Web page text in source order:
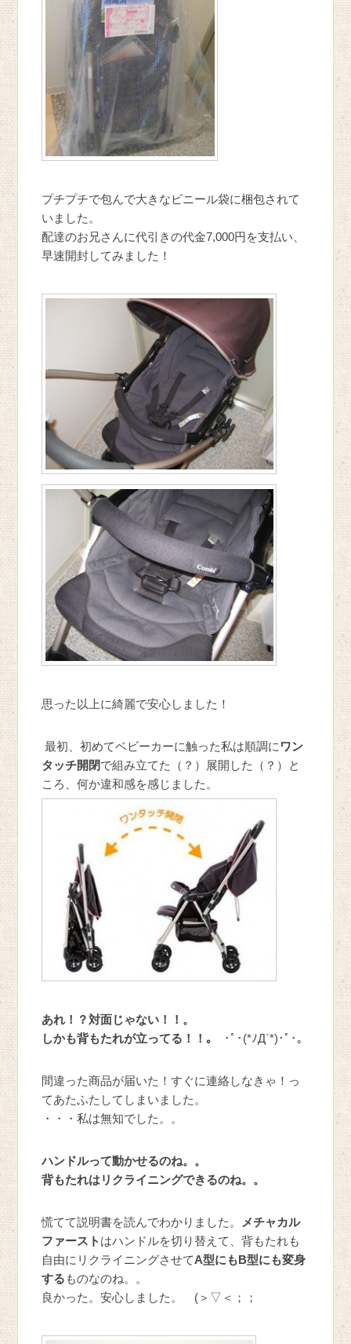
プチプチで包んで大きなビニール袋に梱包されて
いました。
配達のお兄さんに代引きの代金7,000円を支払い、
早速開封してみました！
思った以上に綺麗で安心しました！
最初、初めてベビーカーに触った私は順調に ワン
タッチ開閉で組み立てた（？）展開した（？）と
ころ、何か違和感を感じました。
あれ！？対面じゃない！！。
しかも背もたれが立ってる！！｡ ･ﾟ･(*ﾉД`*)･ﾟ･。
間違った商品が届いた！すぐに連絡しなきゃ！っ
てあたふたしてしまいました。
・・・私は無知でした。。
ハンドルって動かせるのね。。
背もたれはリクライニングできるのね。。
慌てて説明書を読んでわかりました。
メチャカル
ファースト はハンドルを切り替えて、背もたれも
自由にリクライニングさせてA型にもB型にも変身
する ものなのね。。
良かった。安心しました。 (＞▽＜；；